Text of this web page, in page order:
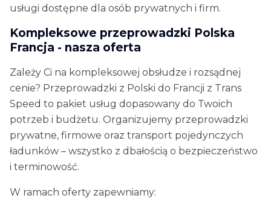
usługi dostępne dla osób prywatnych i firm.
Kompleksowe przeprowadzki Polska
Francja - nasza oferta
Zależy Ci na kompleksowej obsłudze i rozsądnej
cenie? Przeprowadzki z Polski do Francji z Trans
Speed to pakiet usług dopasowany do Twoich
potrzeb i budżetu. Organizujemy przeprowadzki
prywatne, firmowe oraz transport pojedynczych
ładunków – wszystko z dbałością o bezpieczeństwo
i terminowość.
W ramach oferty zapewniamy: